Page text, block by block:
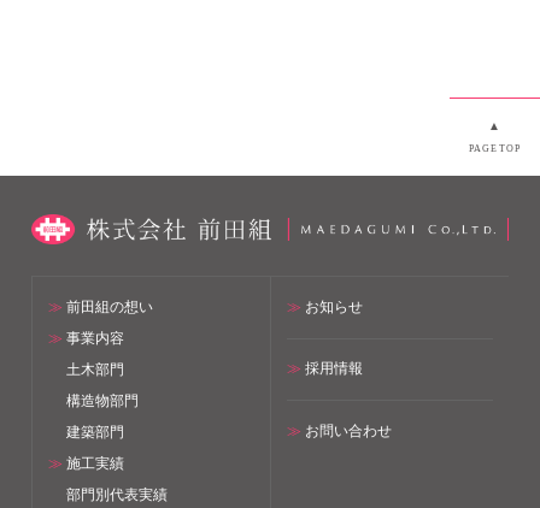
▲
PAGETOP
≫ 前田組の想い
≫ 事業内容
土木部門
構造物部門
建築部門
≫ 施工実績
部門別代表実績
≫ お知らせ
≫ 採用情報
≫ お問い合わせ